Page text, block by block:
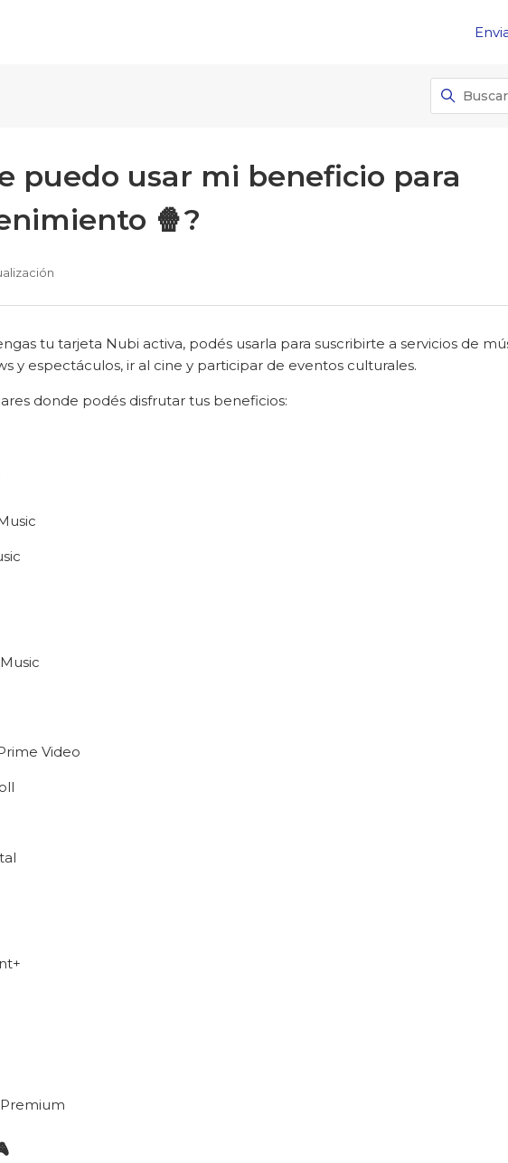
puedo usar mi beneficio para
🍿?
tu tarjeta Nubi activa, podés usarla para suscribirte a servicios de
y espectáculos, ir al cine y participar de eventos culturales.
donde podés disfrutar tus beneficios:
Video